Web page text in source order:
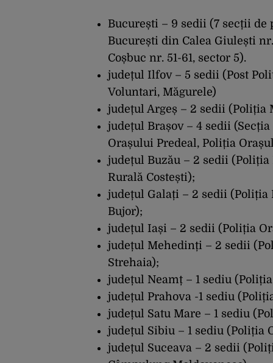
București – 9 sedii (7 secții de
București din Calea Giulești
Coșbuc nr. 51-61, sector 5).
județul Ilfov – 5 sedii (Post
Voluntari, Măgurele)
județul Argeș – 2 sedii
județul Brașov – 4 sedii
Orașului Predeal, Poliția
județul Buzău – 2 sedii
Rurală Costești);
județul Galați – 2 sedii
Bujor);
județul Iași – 2 sedii (Poliția
județul Mehedinți – 2 sedii
Strehaia);
județul Neamț – 1 sediu
județul Prahova -1 sediu
județul Satu Mare – 1 sediu
județul Sibiu – 1 sediu (Poliția
județul Suceava – 2 sedii